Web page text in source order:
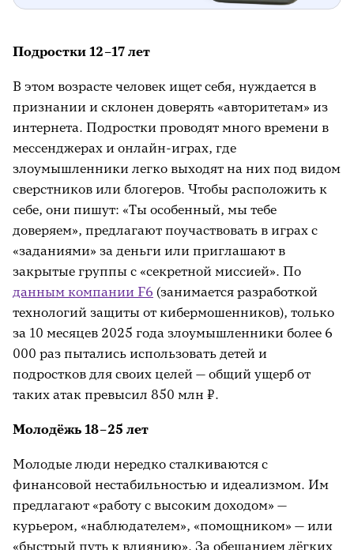
Подростки 12–17 лет
В этом возрасте человек ищет себя, нуждается в
признании и склонен доверять «авторитетам» из
интернета. Подростки проводят много времени в
мессенджерах и онлайн-играх, где
злоумышленники легко выходят на них под видом
сверстников или блогеров. Чтобы расположить к
себе, они пишут: «Ты особенный, мы тебе
доверяем», предлагают поучаствовать в играх с
«заданиями» за деньги или приглашают в
закрытые группы с «секретной миссией». По
данным компании F6 (занимается разработкой
технологий защиты от кибермошенников), только
за 10 месяцев 2025 года злоумышленники более 6
000 раз пытались использовать детей и
подростков для своих целей — общий ущерб от
таких атак превысил 850 млн ₽.
Молодёжь 18–25 лет
Молодые люди нередко сталкиваются с
финансовой нестабильностью и идеализмом. Им
предлагают «работу с высоким доходом» —
курьером, «наблюдателем», «помощником» — или
«быстрый путь к влиянию». За обещанием лёгких